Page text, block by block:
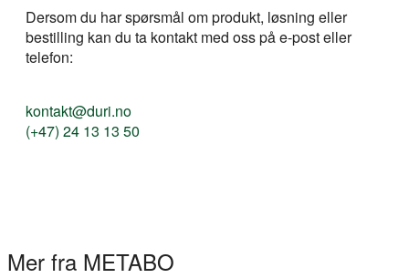
Dersom du har spørsmål om produkt, løsning eller
bestilling kan du ta kontakt med oss på e-post eller
telefon:
kontakt@duri.no
(+47) 24 13 13 50
Mer fra METABO